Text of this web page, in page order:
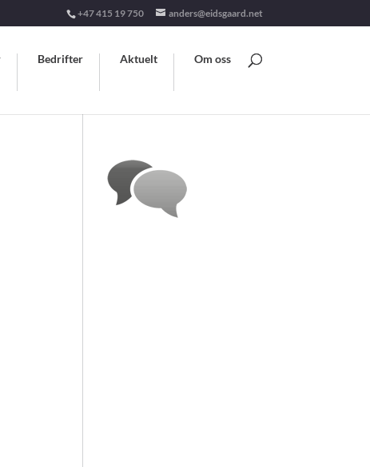
+47 415 19 750 anders@eidsgaard.net
Bedrifter Aktuelt Om oss